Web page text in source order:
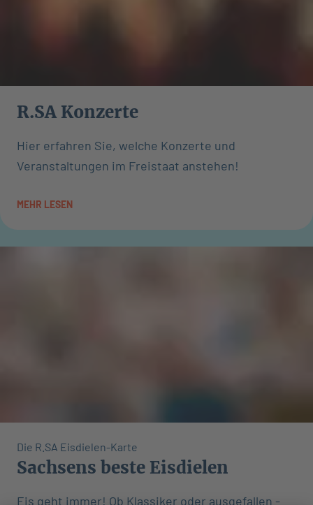
R.SA Konzerte
Hier erfahren Sie, welche Konzerte und
Veranstaltungen im Freistaat anstehen!
MEHR LESEN
Die R.SA Eisdielen-Karte
Sachsens beste Eisdielen
Eis geht immer! Ob Klassiker oder ausgefallen -